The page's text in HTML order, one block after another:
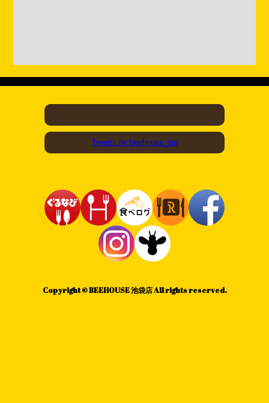
Tweets by beehouse_jpn
Copyright © BEEHOUSE 池袋店 All rights reserved.